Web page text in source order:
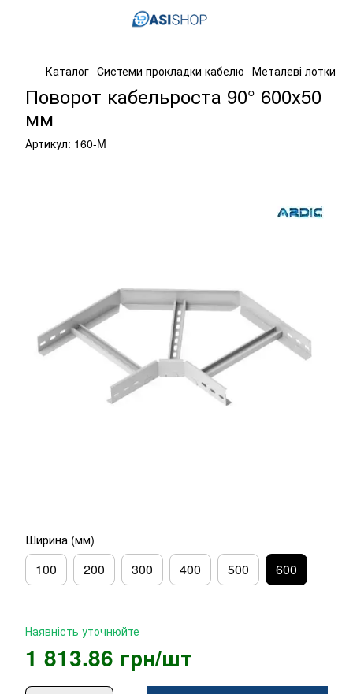
Каталог Системи прокладки кабелю Металеві лотки
Поворот кабельроста 90° 600х50
мм
Артикул: 160-M
Ширина (мм)
100 200 300 400 500 600
Наявність уточнюйте
1 813.86 грн/шт